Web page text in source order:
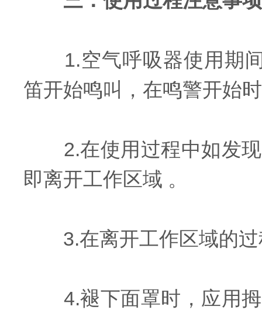
1.空气呼吸器使用期间
笛开始鸣叫，在鸣警开始
2.在使用过程中如发现
即离开工作区域 。
3.在离开工作区域的过
4.褪下面罩时，应用拇